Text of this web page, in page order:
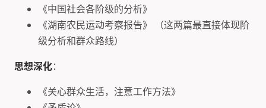
《中国社会各阶级的分析》
《湖南农民运动考察报告》 （这两篇最直接体现阶
级分析和群众路线）
思想深化：
《关心群众生活，注意工作方法》